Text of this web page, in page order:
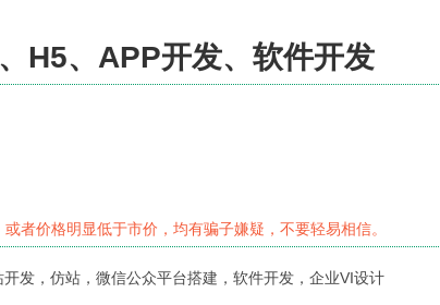
H5、APP开发、软件开发
者价格明显低于市价，均有骗子嫌疑，不要轻易相信。
发，仿站，微信公众平台搭建，软件开发，企业VI设计